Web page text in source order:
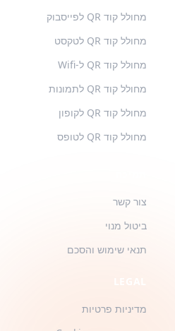
מחולל קוד QR לפייסבוק
מחולל קוד QR לטקסט
מחולל קוד QR ל-Wifi
מחולל קוד QR לתמונות
מחולל קוד QR לקופון
מחולל קוד QR לטופס
צור קשר
ביטול מנוי
תנאי שימוש והסכם
מדיניות פרטיות